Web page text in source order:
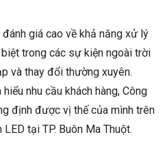
giá cao về khả năng xử lý
trong các sự kiện ngoài trời
và thay đổi thường xuyên.
nhu cầu khách hàng, Công
định được vị thế của mình trên
tại TP. Buôn Ma Thuột.